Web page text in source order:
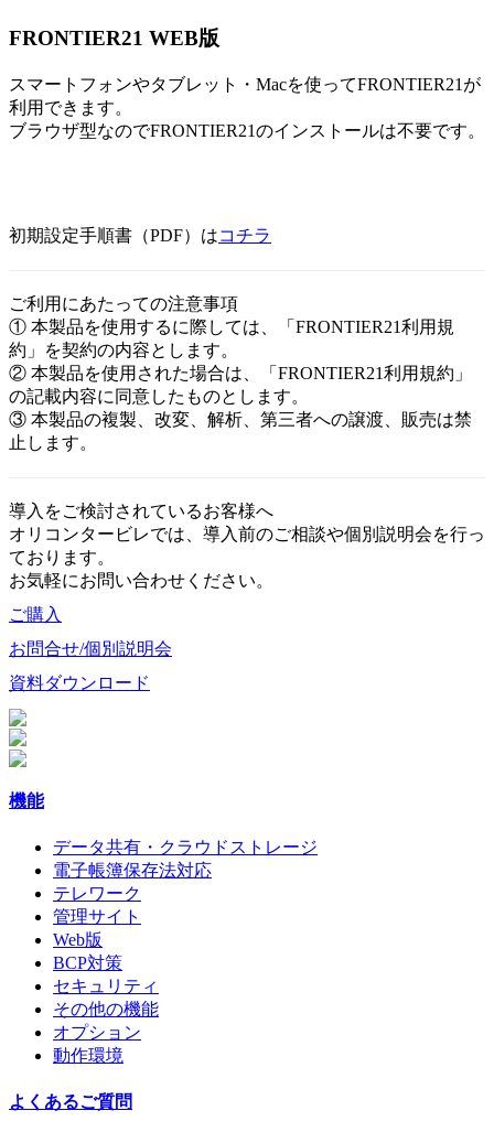
FRONTIER21 WEB版
スマートフォンやタブレット・Macを使ってFRONTIER21が
利用できます。
ブラウザ型なのでFRONTIER21のインストールは不要です。
初期設定手順書（PDF）はコチラ
ご利用にあたっての注意事項
① 本製品を使用するに際しては、「FRONTIER21利用規
約」を契約の内容とします。
② 本製品を使用された場合は、「FRONTIER21利用規約」
の記載内容に同意したものとします。
③ 本製品の複製、改変、解析、第三者への譲渡、販売は禁
止します。
導入をご検討されているお客様へ
オリコンタービレでは、導入前のご相談や個別説明会を行っ
ております。
お気軽にお問い合わせください。
ご購入
お問合せ/個別説明会
資料ダウンロード
機能
データ共有・クラウドストレージ
電子帳簿保存法対応
テレワーク
管理サイト
Web版
BCP対策
セキュリティ
その他の機能
オプション
動作環境
よくあるご質問